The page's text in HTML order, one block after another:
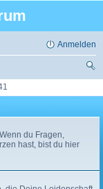
Anmelden
du Fragen,
hast, bist du hier